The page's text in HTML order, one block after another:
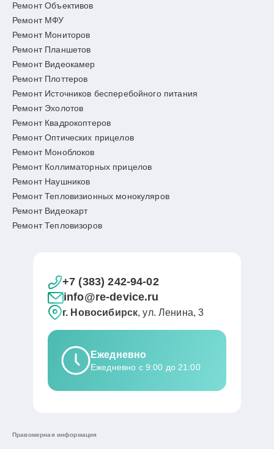
Ремонт Объективов
Ремонт МФУ
Ремонт Мониторов
Ремонт Планшетов
Ремонт Видеокамер
Ремонт Плоттеров
Ремонт Источников бесперебойного питания
Ремонт Эхолотов
Ремонт Квадрокоптеров
Ремонт Оптических прицелов
Ремонт Моноблоков
Ремонт Коллиматорных прицелов
Ремонт Наушников
Ремонт Тепловизионных монокуляров
Ремонт Видеокарт
Ремонт Тепловизоров
+7 (383) 242-94-02
info@re-device.ru
г. Новосибирск, ул. Ленина, 3
Ежедневно
Ежедневно с 9:00 до 21:00
Правомерная информация